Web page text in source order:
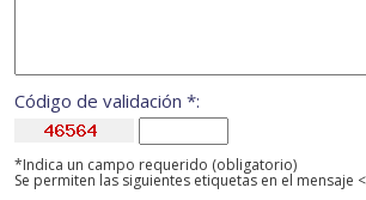
Código de validación *:
*Indica un campo requerido (obligatorio)
Se permiten las siguientes etiquetas en el mensaje